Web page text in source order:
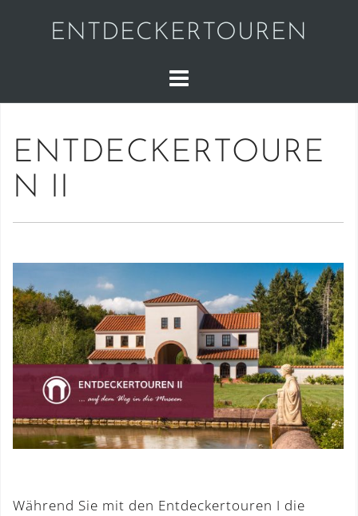
ENTDECKERTOUREN
ENTDECKERTOURE
N II
Während Sie mit den Entdeckertouren I die